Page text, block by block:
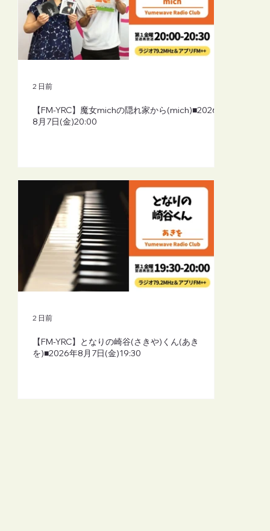
【FM-YRC】魔女michの隠れ家から(mich)■2026年
8月7日(金)20:00
2 日前
【FM-YRC】となりの崎谷(さきや)くん(あき
を)■2026年8月7日(金)19:30
2 日前